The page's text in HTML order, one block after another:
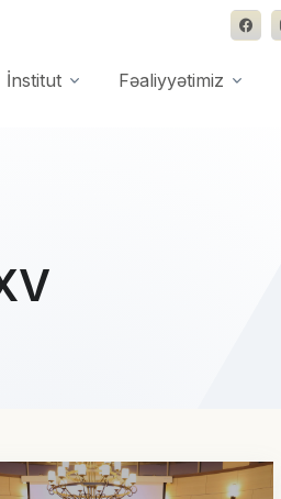
İnstitut Fəaliyyətimiz